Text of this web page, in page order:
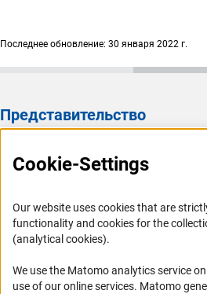
Последнее обновление: 30 января 2022 г.
Представительство
История Представительства 2003 - 2022
Профиль DFG
Органы управления
История DFG
Cookie-Settings
Our website uses cookies that are
functionality and cookies for the
(analytical cookies).
We use the Matomo analytics service
use of our online services. Matomo